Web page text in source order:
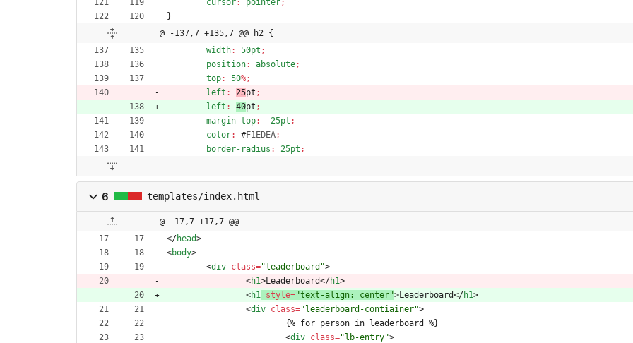
cursor: pointer;
}
@ -137,7 +135,7 @@ h2 {
width: 50pt ;
position: absolute;
top: 50%;
left : 25pt ;
left : 40pt ;
margin-top: -25pt ;
color: #F1EDEA;
border-radius : 25pt ;
6 templates/index.html
@ -17,7 +17,7 @@
</head>
<body>
<div class="leaderboard">
<h1>Leaderboard</h1>
<h1 style="text-align: center">Leaderboard</h1>
<div class="leaderboard-contiainer">
			{% for person in leaderboard %}
<div class="lb-entry">